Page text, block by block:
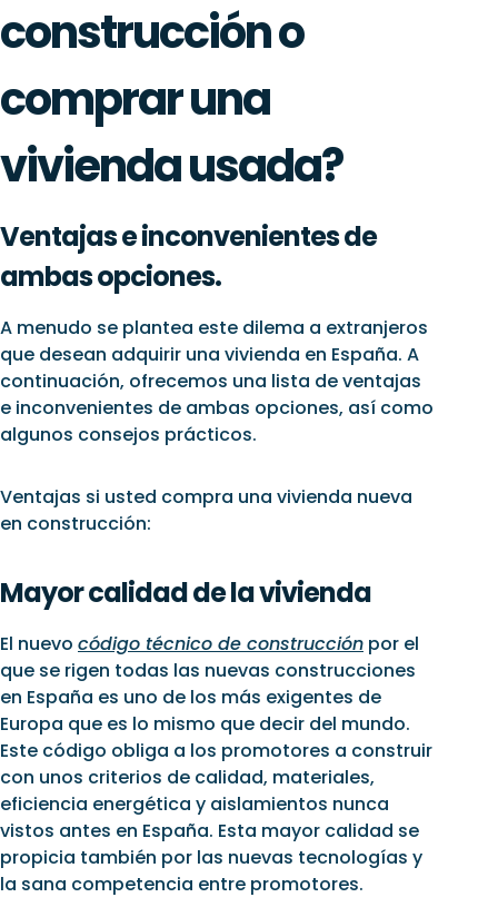
construcción o
comprar una
vivienda usada?
Ventajas e inconvenientes de
ambas opciones.
A menudo se plantea este dilema a extranjeros
que desean adquirir una vivienda en España. A
continuación, ofrecemos una lista de ventajas
e inconvenientes de ambas opciones, así como
algunos consejos prácticos.
Ventajas si usted compra una vivienda nueva
en construcción:
Mayor calidad de la vivienda
El nuevo código técnico de construcción por el
que se rigen todas las nuevas construcciones
en España es uno de los más exigentes de
Europa que es lo mismo que decir del mundo.
Este código obliga a los promotores a construir
con unos criterios de calidad, materiales,
eficiencia energética y aislamientos nunca
vistos antes en España. Esta mayor calidad se
propicia también por las nuevas tecnologías y
la sana competencia entre promotores.